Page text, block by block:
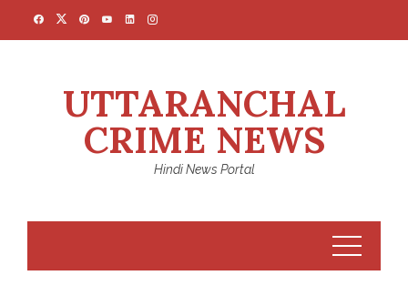
UTTARANCHAL
CRIME NEWS
Hindi News Portal